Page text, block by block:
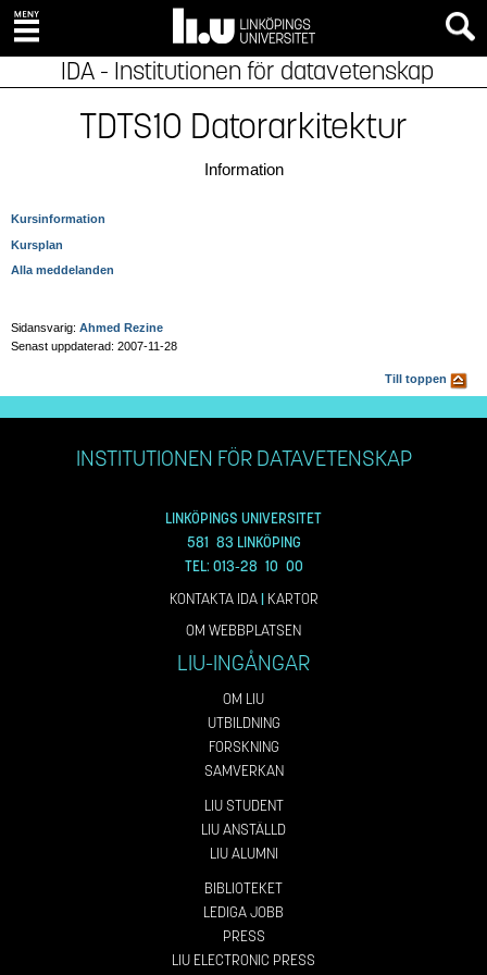
IDA - Institutionen för datavetenskap
TDTS10 Datorarkitektur
Information
Kursinformation
Kursplan
Alla meddelanden
Sidansvarig: Ahmed Rezine
Senast uppdaterad: 2007-11-28
Till toppen
INSTITUTIONEN FÖR DATAVETENSKAP
LINKÖPINGS UNIVERSITET
581 83 LINKÖPING
TEL: 013-28 10 00
KONTAKTA IDA| KARTOR
OM WEBBPLATSEN
LIU-INGÅNGAR
OM LIU
UTBILDNING
FORSKNING
SAMVERKAN
LIU STUDENT
LIU ANSTÄLLD
LIU ALUMNI
BIBLIOTEKET
LEDIGA JOBB
PRESS
LIU ELECTRONIC PRESS